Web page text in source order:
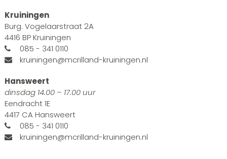
Kruiningen
Burg. Vogelaarstraat 2A
4416 BP Kruiningen
085 - 341 0110
kruiningen@mcrilland-kruiningen.nl
Hansweert
dinsdag 14.00 – 17.00 uur
Eendracht 1E
4417 CA Hansweert
085 - 341 0110
kruiningen@mcrilland-kruiningen.nl